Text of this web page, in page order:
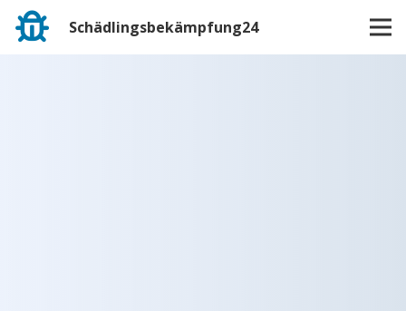
Schädlingsbekämpfung24